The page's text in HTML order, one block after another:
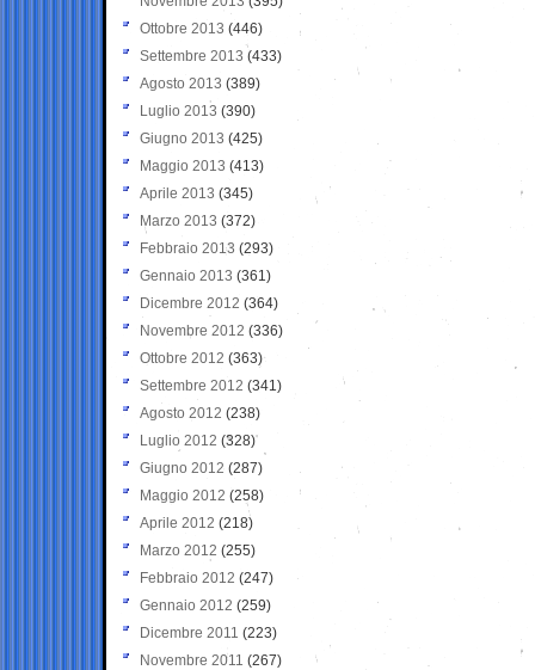
Ottobre 2013 (446)
Settembre 2013 (433)
Agosto 2013 (389)
Luglio 2013 (390)
Giugno 2013 (425)
Maggio 2013 (413)
Aprile 2013 (345)
Marzo 2013 (372)
Febbraio 2013 (293)
Gennaio 2013 (361)
Dicembre 2012 (364)
Novembre 2012 (336)
Ottobre 2012 (363)
Settembre 2012 (341)
Agosto 2012 (238)
Luglio 2012 (328)
Giugno 2012 (287)
Maggio 2012 (258)
Aprile 2012 (218)
Marzo 2012 (255)
Febbraio 2012 (247)
Gennaio 2012 (259)
Dicembre 2011 (223)
Novembre 2011 (267)